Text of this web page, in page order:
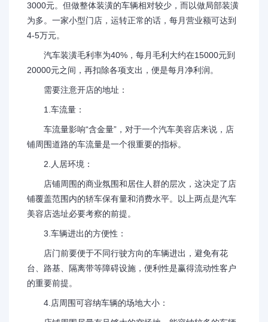
3000元。但做整体装潢的车辆相对较少，而以做局部装潢
为多。一家小型门店，运转正常的话，每月营业额可达到
4-5万元。
汽车装潢毛利率为40%，每月毛利大约在15000元到
20000元之间，再扣除各项支出，便是每月净利润。
需要注意开店的地址：
1.车流量：
车流量影响“含金量”，对于一个汽车美容店来说，店
铺周围道路的车流量是一个很重要的指标。
2.人居环境：
店铺周围的商业氛围和居住人群的层次，这决定了店
铺覆盖范围内的轿车保有量和消费水平。以上两点是汽车
美容店选址必要考察的前提。
3.车辆进出的方便性：
店门前要便于不同行驶方向的车辆进出，避免有花
台、路基、隔离带等障碍设施，便利性是赢得流动性客户
的重要前提。
4.店周围可容纳车辆的场地大小：